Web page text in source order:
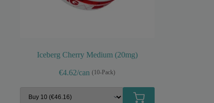
Iceberg Cherry Medium (20mg)
€4.62/can (10-Pack)